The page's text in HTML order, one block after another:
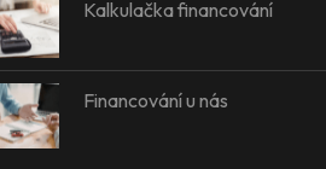
Kalkulačka financování
Financování u nás